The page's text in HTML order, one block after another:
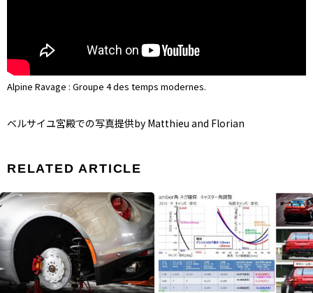
Alpine Ravage : Groupe 4 des temps modernes.
ベルサイユ宮殿での写真提供by Matthieu and Florian
RELATED ARTICLE